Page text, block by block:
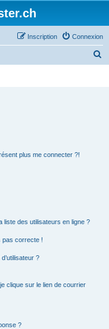
Connexion
Inscription
plus me connecter ?!
liste des utilisateurs en ligne ?
pas correcte !
?
clique sur le lien de courrier
?